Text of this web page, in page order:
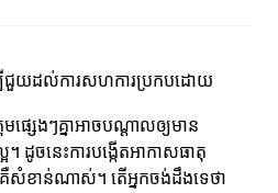
ម្បីជួយដល់ការសហការប្រកបដោយ
សេងៗគ្នាអាចបណ្តាលឲ្យមាន
ដូចនេះការបង្កើតអាកាសធាតុ
សំខាន់ណាស់។ តើអ្នកចង់ដឹងទេថា